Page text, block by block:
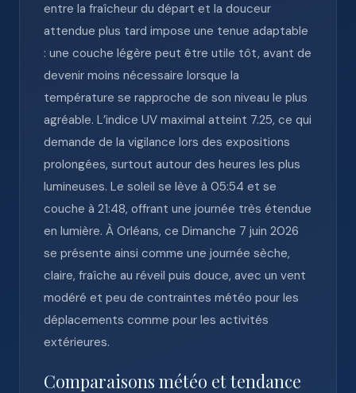
entre la fraîcheur du départ et la douceur
attendue plus tard impose une tenue adaptable
: une couche légère peut être utile tôt, avant de
devenir moins nécessaire lorsque la
température se rapproche de son niveau le plus
agréable. L’indice UV maximal atteint 7.25, ce qui
demande de la vigilance lors des expositions
prolongées, surtout autour des heures les plus
lumineuses. Le soleil se lève à 05:54 et se
couche à 21:48, offrant une journée très étendue
en lumière. À Orléans, ce Dimanche 7 juin 2026
se présente ainsi comme une journée sèche,
claire, fraîche au réveil puis douce, avec un vent
modéré et peu de contraintes météo pour les
déplacements comme pour les activités
extérieures.
Comparaisons météo et tendance